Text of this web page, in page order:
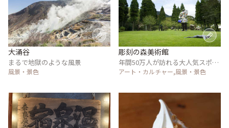
大涌谷
まるで地獄のような風景
風景・景色
彫刻の森美術館
年間50万人が訪れる大人気スポッ
ト
アート・カルチャー,風景・景色